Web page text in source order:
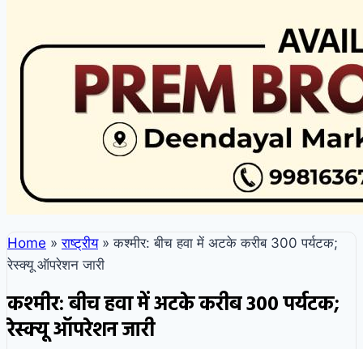
Home » राष्ट्रीय » कश्मीर: बीच हवा में अटके करीब 300 पर्यटक;
रेस्क्यू ऑपरेशन जारी
कश्मीर: बीच हवा में अटके करीब 300 पर्यटक;
रेस्क्यू ऑपरेशन जारी